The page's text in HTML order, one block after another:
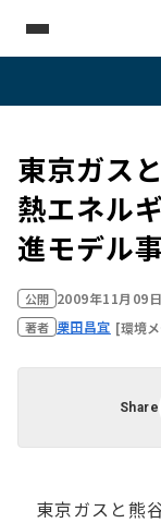
東京ガス
熱エネル
進モデル
公開 2009年11月09
著者 栗田昌宜 [環境
Share
東京ガスと熊